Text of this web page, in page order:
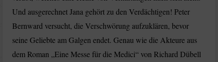
Und ausgerechnet Jana gehört zu den Verdächtigen! Peter
Bernward versucht, die Verschwörung aufzuklären, bevor
seine Geliebte am Galgen endet. Genau wie die Akteure aus
dem Roman „Eine Messe für die Medici“ von Richard Dübell